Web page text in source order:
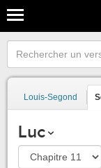
Louis-Segond
Luc